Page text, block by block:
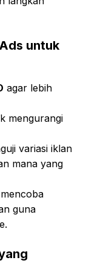
untuk
agar lebih
mengurangi
variasi iklan
mana yang
guna